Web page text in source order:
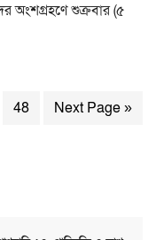
অংশগ্রহণে শুক্রবার (৫
48 Next Page »